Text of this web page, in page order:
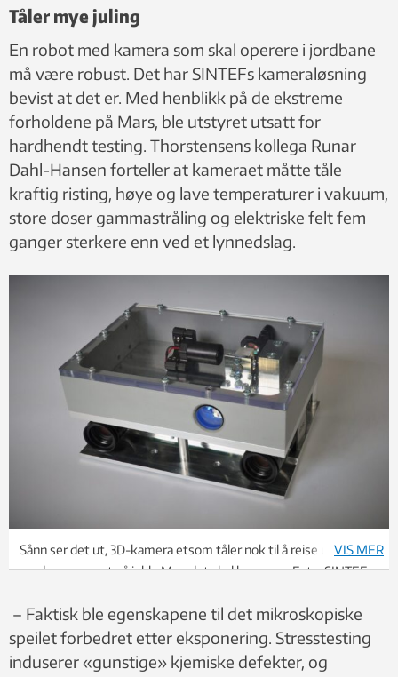
avstand fra hverandre og lyser med et mønster på det som
skal avbildes. Kameraene opererer med en oppløsning på 500
x 500 piksler, og hver piksel måler med en nøyaktighet på 0,2
millimeter. Mønsteret som laseren tegner på objektet danner
en unik kode i pikslene til de to kameraene. Men koden vil
ikke ligge eksakt på samme sted i bildet.
Forskyvningen mellom de to kameraene vil gi detaljert
informasjon om avstanden til objektet. Med triangulering og
avansert databehandling bygges et tredimensjonalt bilde.
Tåler mye juling
En robot med kamera som skal operere i jordbane
må være robust. Det har SINTEFs kameraløsning
bevist at det er. Med henblikk på de ekstreme
forholdene på Mars, ble utstyret utsatt for
hardhendt testing. Thorstensens kollega Runar
Dahl-Hansen forteller at kameraet måtte tåle
kraftig risting, høye og lave temperaturer i vakuum,
store doser gammastråling og elektriske felt fem
ganger sterkere enn ved et lynnedslag.
Sånn ser det ut, 3D-kamera etsom tåler nok til å reise ut i
verdensrommet på jobb. Men det skal krympes. Foto: SINTEF
VIS MER
– Faktisk ble egenskapene til det mikroskopiske
speilet forbedret etter eksponering. Stresstesting
induserer «gunstige» kjemiske defekter, og